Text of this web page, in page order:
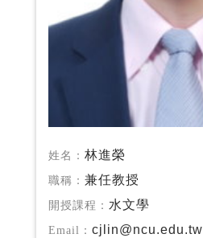
姓名： 林進榮
職稱： 兼任教授
開授課程： 水文學
Email： cjlin@ncu.edu.tw